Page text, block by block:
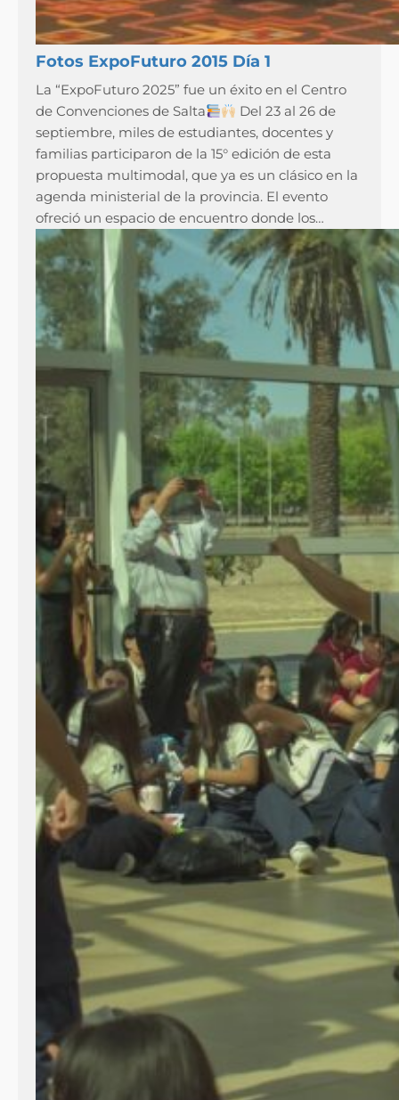
Fotos ExpoFuturo 2015 Día 1
La “ExpoFuturo 2025” fue un éxito en el Centro
de Convenciones de Salta
Del 23 al 26 de
septiembre, miles de estudiantes, docentes y
familias participaron de la 15° edición de esta
propuesta multimodal, que ya es un clásico en la
agenda ministerial de la provincia. El evento
ofreció un espacio de encuentro donde los…